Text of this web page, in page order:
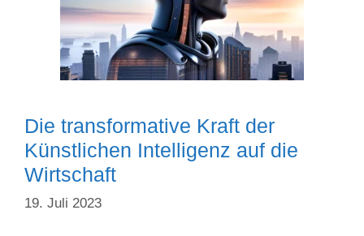
Die transformative Kraft der
Künstlichen Intelligenz auf die
Wirtschaft
19. Juli 2023